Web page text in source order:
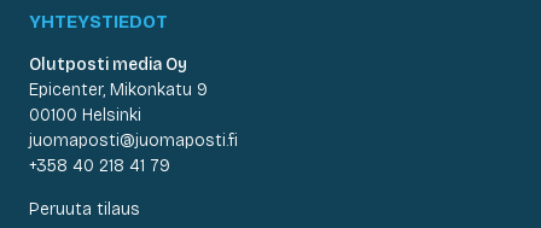
YHTEYSTIEDOT
Olutposti media Oy
Epicenter, Mikonkatu 9
00100 Helsinki
juomaposti@juomaposti.fi
+358 40 218 41 79
Peruuta tilaus